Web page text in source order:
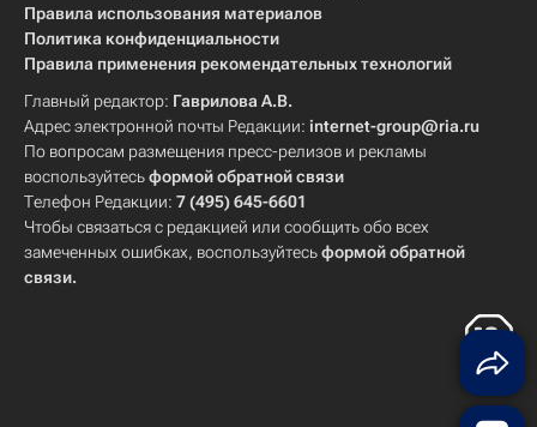
Правила использования материалов
Политика конфиденциальности
Правила применения рекомендательных технологий
Главный редактор: Гаврилова А.В.
Адрес электронной почты Редакции: internet-group@ria.ru
По вопросам размещения пресс-релизов и рекламы
воспользуйтесьформой обратной связи
Телефон Редакции: 7 (495) 645-6601
Чтобы связаться с редакцией или сообщить обо всех
замеченных ошибках, воспользуйтесьформой обратной
связи.